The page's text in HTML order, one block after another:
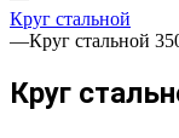
Круг стальной
—Круг стальной
Круг